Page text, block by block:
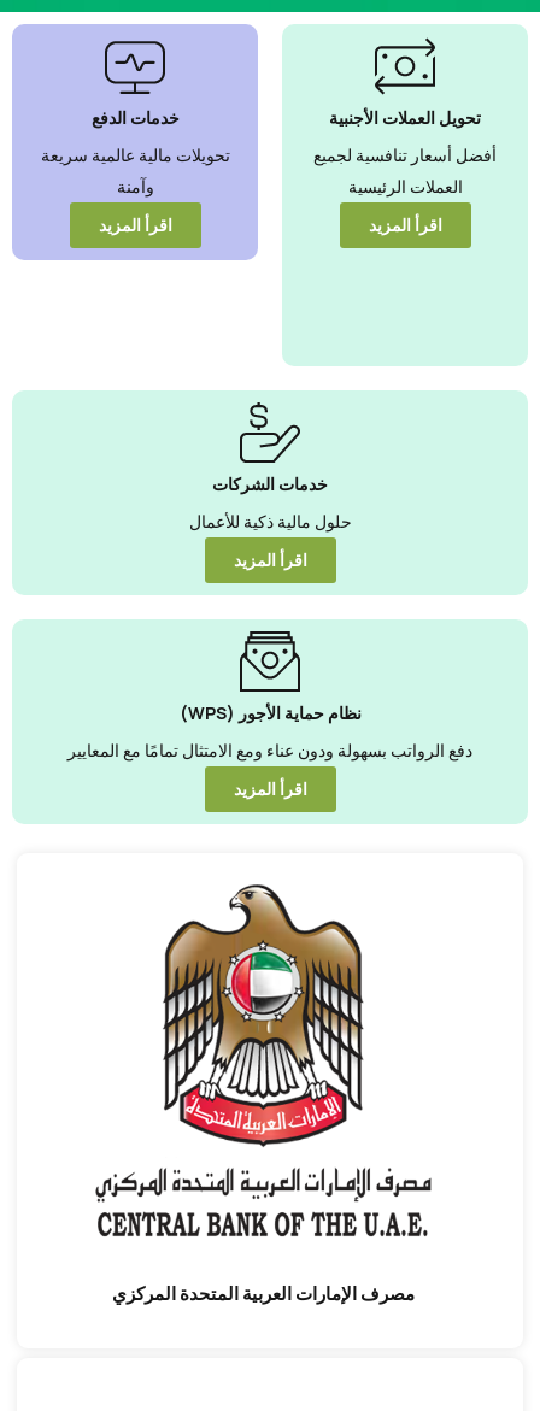
نضمن بأفضل
أسعار صرف
العملات الأجنبية
خلال أسعار تنافسية
يمكنك الوثوق بها
عرض المزيد
تحويل العملات الأجنبية
أفضل أسعار تنافسية لجميع
العملات الرئيسية
اقرأ المزيد
خدمات الدفع
تحويلات مالية عالمية سريعة
وآمنة
اقرأ المزيد
خدمات الشركات
حلول مالية ذكية للأعمال
اقرأ المزيد
نظام حماية الأجور (WPS)
دفع الرواتب بسهولة ودون عناء ومع الامتثال تمامًا مع المعايير
اقرأ المزيد
مصرف الإمارات العربية المتحدة المركزي